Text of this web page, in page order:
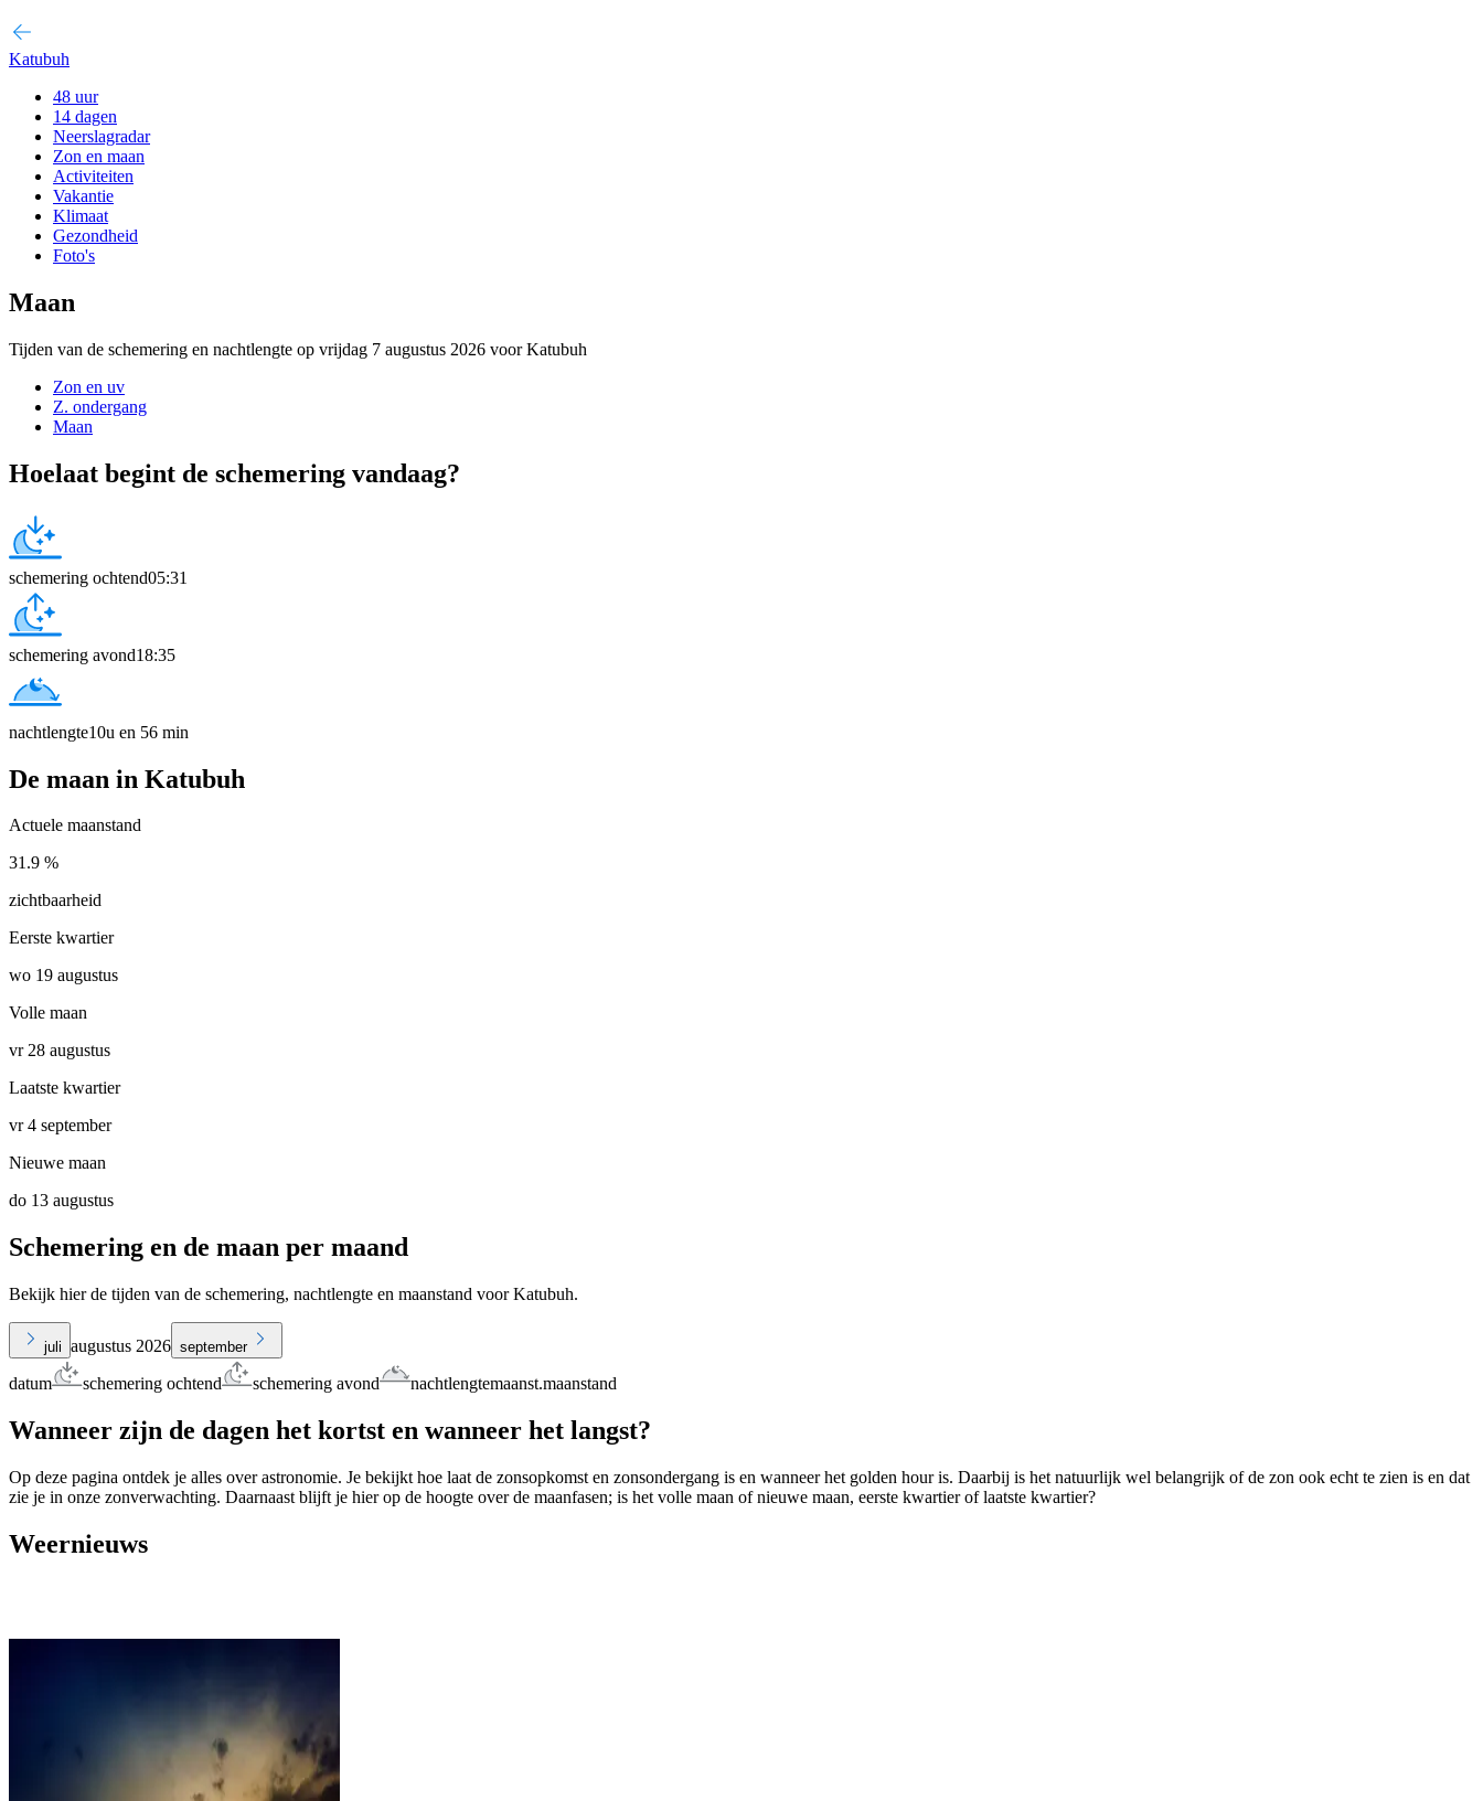
Katubuh
48 uur
14 dagen
Neerslagradar
Zon en maan
Activiteiten
Vakantie
Klimaat
Gezondheid
Foto's
Maan
Tijden van de schemering en nachtlengte op vrijdag 7 augustus 2026 voor Katubuh
Zon en uv
Z. ondergang
Maan
Hoelaat begint de schemering vandaag?
schemering ochtend05:31
schemering avond18:35
nachtlengte10u en 56 min
De maan in Katubuh
Actuele maanstand
31.9 %
zichtbaarheid
Eerste kwartier
wo 19 augustus
Volle maan
vr 28 augustus
Laatste kwartier
vr 4 september
Nieuwe maan
do 13 augustus
Schemering en de maan per maand
Bekijk hier de tijden van de schemering, nachtlengte en maanstand voor Katubuh.
juli augustus 2026 september
datum schemering ochtend schemering avond nachtlengtemaanst.maanstand
Wanneer zijn de dagen het kortst en wanneer het langst?
Op deze pagina ontdek je alles over astronomie. Je bekijkt hoe laat de zonsopkomst en zonsondergang is en wanneer het golden hour is. Daarbij is het natuurlijk wel belangrijk of de zon ook echt te zien is en dat
zie je in onze zonverwachting. Daarnaast blijft je hier op de hoogte over de maanfasen; is het volle maan of nieuwe maan, eerste kwartier of laatste kwartier?
Weernieuws